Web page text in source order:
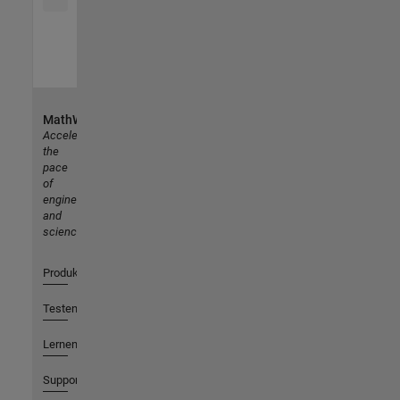
MathWorks
Accelerating
the
pace
of
engineering
and
science
Produkte
Testen oder Kaufen
Lernen
Support